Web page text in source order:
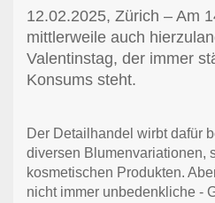
12.02.2025, Zürich – Am
mittlerweile auch
Valentinstag, der immer
Konsums steht.
Der Detailhandel wirbt dafür
diversen Blumenvariationen,
kosmetischen Produkten.
nicht immer unbedenkliche -